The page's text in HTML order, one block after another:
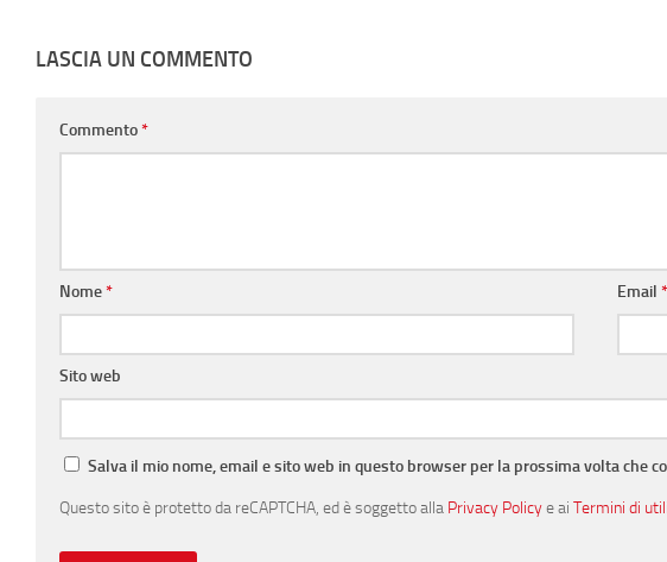
LASCIA UN COMMENTO
Commento*
Nome* Email*
Sito web
Salva il mio nome, email e sito web in questo browser per la prossima volta che
Questo sito è protetto da reCAPTCHA, ed è soggetto alla Privacy Policye ai Termini di